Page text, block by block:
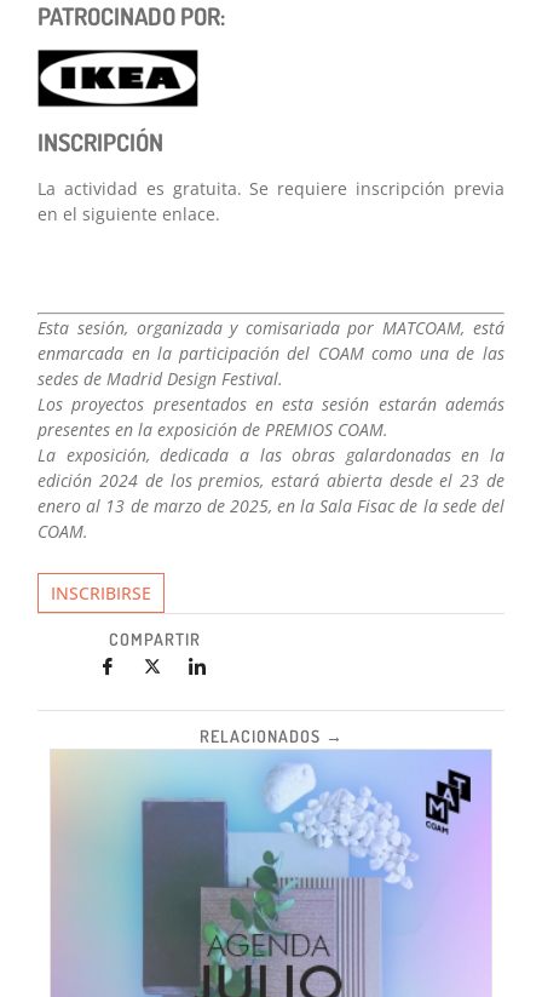
PATROCINADO POR:
INSCRIPCIÓN
La actividad es gratuita. Se requiere inscripción previa
en el siguiente enlace.
Esta sesión, organizada y comisariada por MATCOAM, está
enmarcada en la participación del COAM como una de las
sedes de Madrid Design Festival.
Los proyectos presentados en esta sesión estarán además
presentes en la exposición de PREMIOS COAM.
La exposición, dedicada a las obras galardonadas en la
edición 2024 de los premios, estará abierta desde el 23 de
enero al 13 de marzo de 2025, en la Sala Fisac de la sede del
COAM.
INSCRIBIRSE
COMPARTIR
RELACIONADOS →